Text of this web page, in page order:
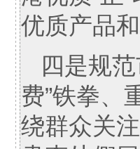
优质产品
四是规
费”铁拳、
绕群众关